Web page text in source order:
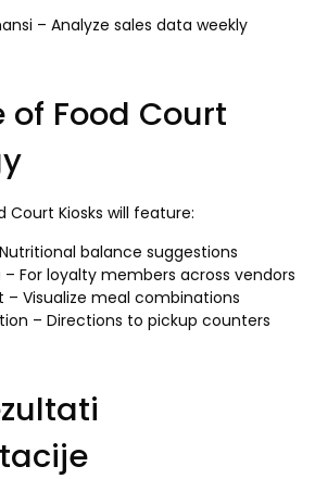
– Analyze sales data weekly
of Food Court
Court Kiosks will feature:
Nutritional balance suggestions
– For loyalty members across vendors
– Visualize meal combinations
– Directions to pickup counters